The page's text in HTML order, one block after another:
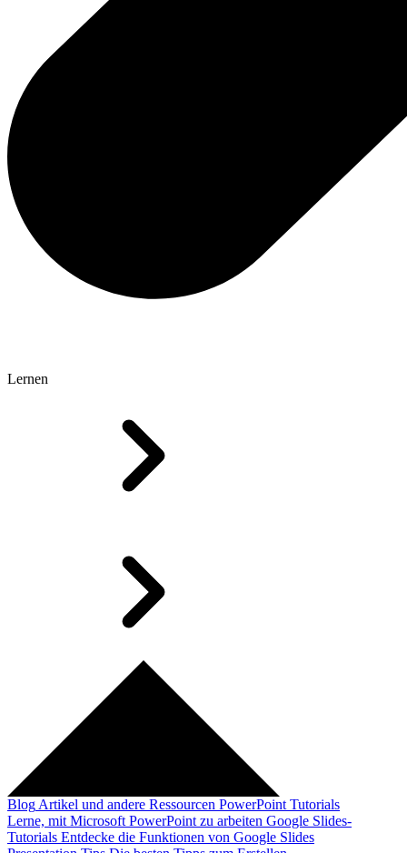
Lernen
Blog Artikel und andere Ressourcen PowerPoint Tutorials
Lerne, mit Microsoft PowerPoint zu arbeiten Google Slides-
Tutorials Entdecke die Funktionen von Google Slides